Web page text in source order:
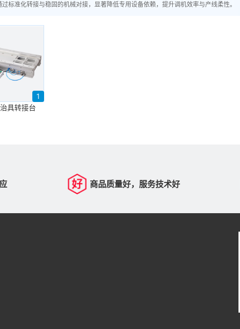
标准化转接与稳固的机械对接，显著降低专用设备依赖，提升调机效率与产线柔性。
具转接台
1
商品质量好，服务技术好